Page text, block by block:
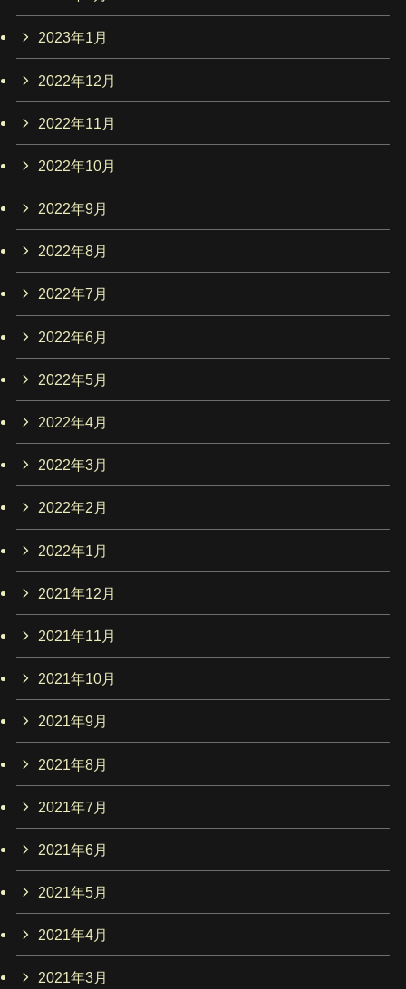
2023年1月
2022年12月
2022年11月
2022年10月
2022年9月
2022年8月
2022年7月
2022年6月
2022年5月
2022年4月
2022年3月
2022年2月
2022年1月
2021年12月
2021年11月
2021年10月
2021年9月
2021年8月
2021年7月
2021年6月
2021年5月
2021年4月
2021年3月